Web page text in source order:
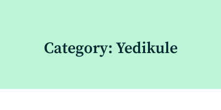
Category: Yedikule